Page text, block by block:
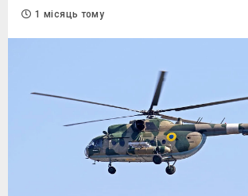
1 місяць тому